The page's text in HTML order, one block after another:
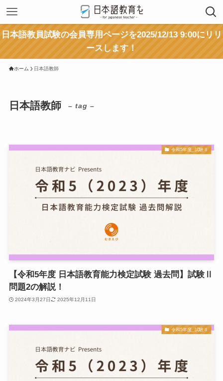
日本語教員試験の会員専用ページを2025/12/13 9:00にリリ
ースします！
ホーム 日本語教師
日本語教師 – tag –
令和5年度_試験Ⅱ
【令和5年度 日本語教育能力検定試験 過去問】試験Ⅱ
問題2の解説！
2024年3月27日 2025年12月11日
令和5年度_試験Ⅱ